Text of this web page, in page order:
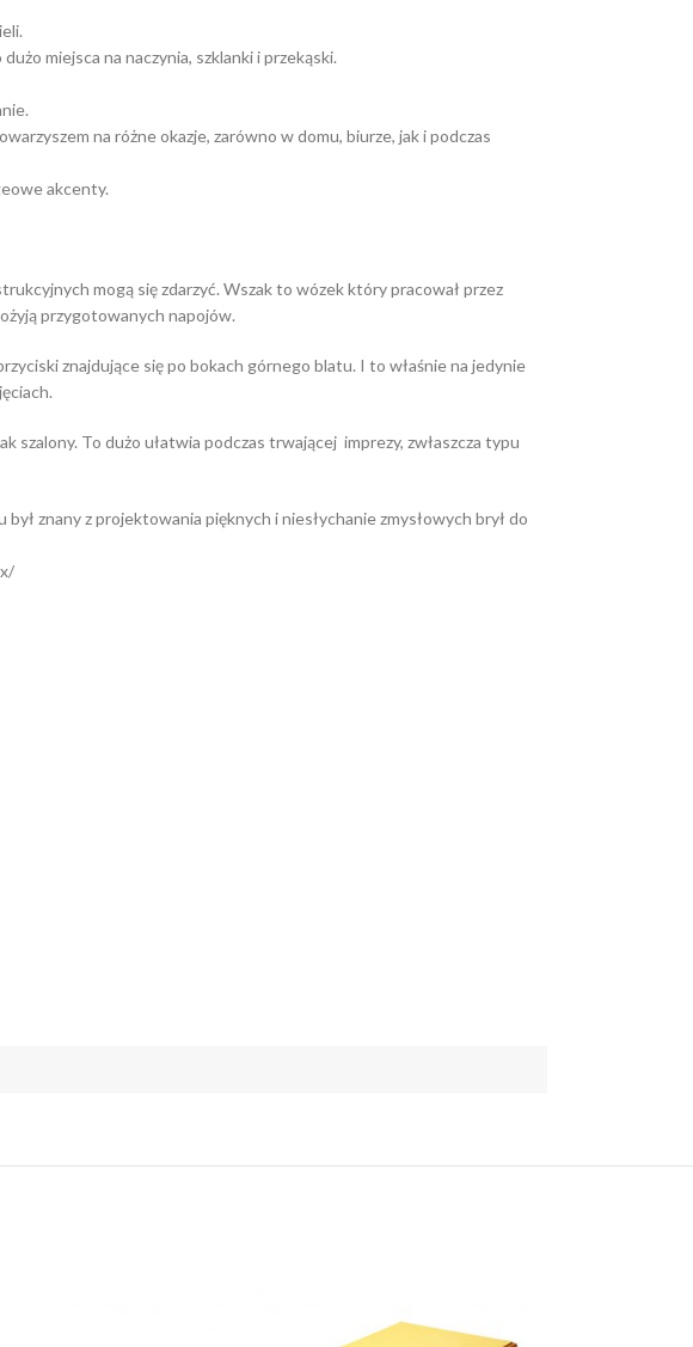
miejsca na naczynia, szklanki i przekąski.
na różne okazje, zarówno w domu, biurze, jak i podczas
akcenty.
mogą się zdarzyć. Wszak to wózek który pracował przez
przygotowanych napojów.
znajdujące się po bokach górnego blatu. I to właśnie na jedynie
szalony. To dużo ułatwia podczas trwającej imprezy, zwłaszcza typu
znany z projektowania pięknych i niesłychanie zmysłowych brył do